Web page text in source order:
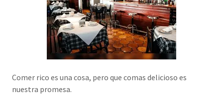
Comer rico es una cosa, pero que comas delicioso es
nuestra promesa.